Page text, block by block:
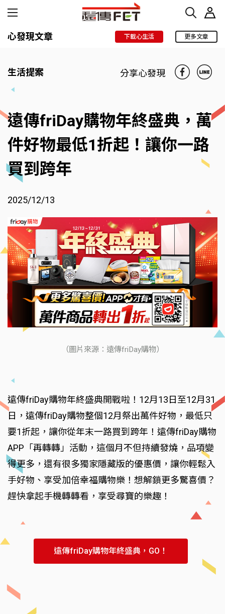
心發現文章 下載心生活 更多文章
生活提案 分享心發現
遠傳friDay購物年終盛典，萬
件好物最低1折起！讓你一路
買到跨年
2025/12/13
（圖片來源：遠傳friDay購物）
遠傳friDay購物年終盛典開戰啦！12月13日至12月31
日，遠傳friDay購物整個12月祭出萬件好物，最低只
要1折起，讓你從年末一路買到跨年！遠傳friDay購物
APP「再轉轉」活動，這個月不但持續發燒，品項變
得更多，還有很多獨家隱藏版的優惠價，讓你輕鬆入
手好物、享受加倍幸福購物樂！想解鎖更多驚喜價？
趕快拿起手機轉轉看，享受尋寶的樂趣！
遠傳friDay購物年終盛典，GO！